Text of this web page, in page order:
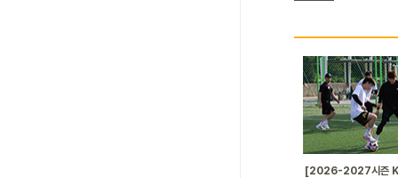
[2026-2027시즌